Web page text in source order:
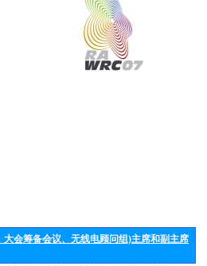
会筹备会议、无线电顾问组)主席和副主席